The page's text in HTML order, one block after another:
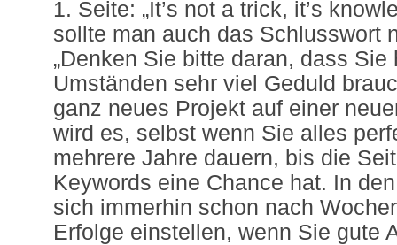
1. Seite: „It’s not a trick, it’s
sollte man auch das Schlusswort
„Denken Sie bitte daran, dass Sie
Umständen sehr viel Geduld
ganz neues Projekt auf einer
wird es, selbst wenn Sie alles
mehrere Jahre dauern, bis die
Keywords eine Chance hat. In
sich immerhin schon nach
Erfolge einstellen, wenn Sie gute